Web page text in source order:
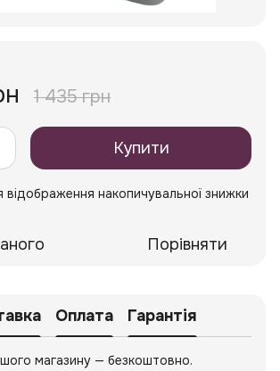
1 435 грн
Купити
відображення накопичувальної знижки
Порівняти
Оплата Гарантія
магазину — безкоштовно.